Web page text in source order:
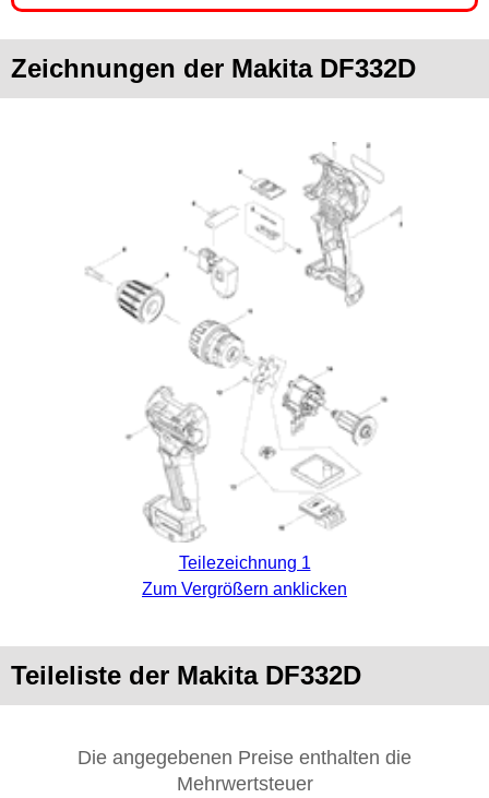
Zeichnungen der Makita DF332D
Teilezeichnung 1
Zum Vergrößern anklicken
Teileliste der Makita DF332D
Die angegebenen Preise enthalten die
Mehrwertsteuer